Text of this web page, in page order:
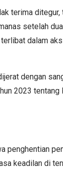
terima
setelah
dalam
dengan
2023 tentang
penghentian
keadilan di